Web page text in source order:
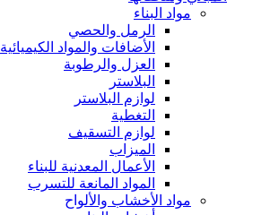
مواد البناء
الرمل والحصي
الأضافات والمواد الكيميائية
العزل والرطوبة
البلاستر
لوازم البلاستر
التغطية
لوازم التسقيف
الميزاب
الأعمال المعدنية للبناء
المواد المانعة للتسرب
مواد الأخشاب والألواح